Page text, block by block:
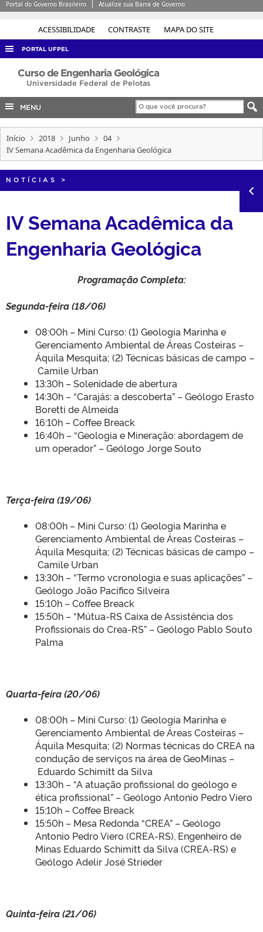
ACESSIBILIDADE CONTRASTE MAPA DO SITE
Portal do Governo Brasileiro Atualize sua Barra de Governo
PORTAL UFPEL
ACESSO À INFORMAÇÃO
COBALTO
CONCURSOS
EDITAIS
INTERNACIONAL
TELEFONES
Curso de Engenharia Geológica
Universidade Federal de Pelotas
MENU
Início 2018 Junho
04
IV Semana Acadêmica da Engenharia Geológica
NOTÍCIAS >
IV Semana Acadêmica da
Engenharia Geológica
Programação Completa:
Segunda-feira (18/06)
08:00h – Mini Curso: (1) Geologia Marinha e
Gerenciamento Ambiental de Áreas Costeiras –
Áquila Mesquita; (2) Técnicas básicas de campo –
Camile Urban
13:30h – Solenidade de abertura
14:30h – “Carajás: a descoberta” – Geólogo Erasto
Boretti de Almeida
16:10h – Coffee Breack
16:40h – “Geologia e Mineração: abordagem de
um operador” – Geólogo Jorge Souto
Terça-feira (19/06)
08:00h – Mini Curso: (1) Geologia Marinha e
Gerenciamento Ambiental de Áreas Costeiras –
Áquila Mesquita; (2) Técnicas básicas de campo –
Camile Urban
13:30h – “Termo vcronologia e suas aplicações” –
Geólogo João Pacífico Silveira
15:10h – Coffee Breack
15:50h – “Mútua-RS Caixa de Assistência dos
Profissionais do Crea-RS” – Geólogo Pablo Souto
Palma
Quarta-feira (20/06)
08:00h – Mini Curso: (1) Geologia Marinha e
Gerenciamento Ambiental de Áreas Costeiras –
Áquila Mesquita; (2) Normas técnicas do CREA na
condução de serviços na área de GeoMinas –
Eduardo Schimitt da Silva
13:30h – “A atuação profissional do geólogo e
ética profissional” – Geólogo Antonio Pedro Viero
15:10h – Coffee Breack
15:50h – Mesa Redonda “CREA” – Geólogo
Antonio Pedro Viero (CREA-RS), Engenheiro de
Minas Eduardo Schimitt da Silva (CREA-RS) e
Geólogo Adelir José Strieder
Quinta-feira (21/06)